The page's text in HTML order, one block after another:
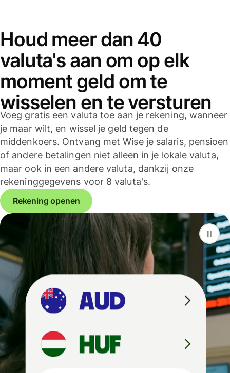
Houd meer dan 40
valuta's aan om op elk
moment geld om te
wisselen en te versturen
Voeg gratis een valuta toe aan je rekening, wanneer
je maar wilt, en wissel je geld tegen de
middenkoers. Ontvang met Wise je salaris, pensioen
of andere betalingen niet alleen in je lokale valuta,
maar ook in een andere valuta, dankzij onze
rekeninggegevens voor 8 valuta's.
Rekening openen
F
HUF